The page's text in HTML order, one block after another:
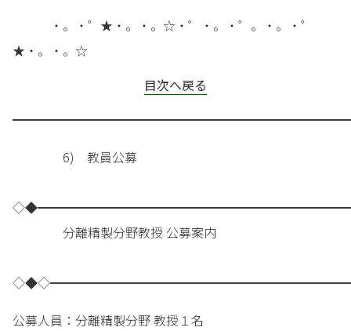
・。・゜★・。・。☆・゜・。・゜。・。・゜
★・。・。☆
目次へ戻る
6) 教員公募
分離精製分野教授 公募案内
公募人員：分離精製分野 教授１名